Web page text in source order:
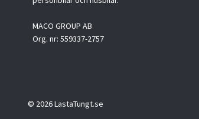
MACO GROUP AB
Org. nr: 559337-2757
© 2026 LastaTungt.se